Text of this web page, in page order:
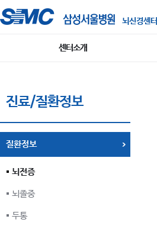
뇌신경센터
센터소개
진료/질환정보
질환정보
뇌전증
뇌졸중
두통